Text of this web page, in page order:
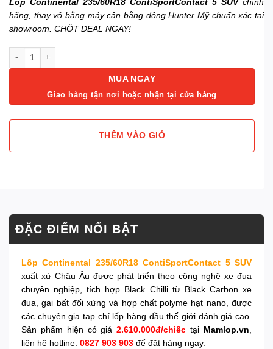
Lốp Continental 235/60R18 ContiSportContact 5 SUVchính
hãng, thay vỏ bằng máy cân bằng động Hunter Mỹ chuẩn xác tại
showroom. CHỐT DEAL NGAY!
MUA NGAY
Giao hàng tận nơi hoặc nhận tại cửa hàng
THÊM VÀO GIỎ
ĐẶC ĐIỂM NỔI BẬT
Lốp Continental 235/60R18 ContiSportContact 5 SUV
xuất xứ Châu Âu được phát triển theo công nghệ xe đua
chuyên nghiệp, tích hợp Black Chilli từ Black Carbon xe
đua, gai bất đối xứng và hợp chất polyme hạt nano, được
các chuyên gia tạp chí lốp hàng đầu thế giới đánh giá cao.
Sản phẩm hiện có giá2.610.000đ/chiếc tại Mamlop.vn,
liên hệ hotline: 0827 903 903 để đặt hàng ngay.